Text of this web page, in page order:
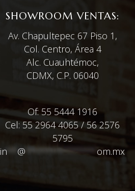
SHOWROOM VENTAS:
Av. Chapultepec 67 Piso 1,
Col. Centro, Área 4
Alc. Cuauhtémoc,
CDMX, C.P. 06040
Of: 55 5444 1916
Cel: 55 2964 4065 / 56 2576
5795
in ** @ ************** om.mx